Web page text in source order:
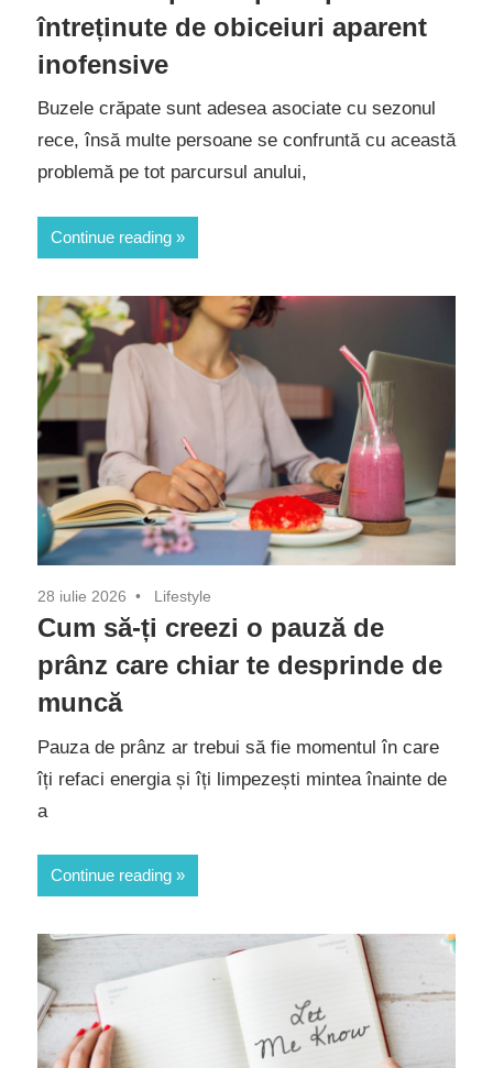
întreținute de obiceiuri aparent
inofensive
Buzele crăpate sunt adesea asociate cu sezonul
rece, însă multe persoane se confruntă cu această
problemă pe tot parcursul anului,
Continue reading
28 iulie 2026 Lifestyle
Cum să-ți creezi o pauză de
prânz care chiar te desprinde de
muncă
Pauza de prânz ar trebui să fie momentul în care
îți refaci energia și îți limpezești mintea înainte de
a
Continue reading